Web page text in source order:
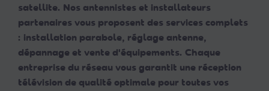
satellite. Nos antennistes et installateurs
partenaires vous proposent des services complets
: installation parabole, réglage antenne,
dépannage et vente d'équipements. Chaque
entreprise du réseau vous garantit une réception
télévision de qualité optimale pour toutes vos